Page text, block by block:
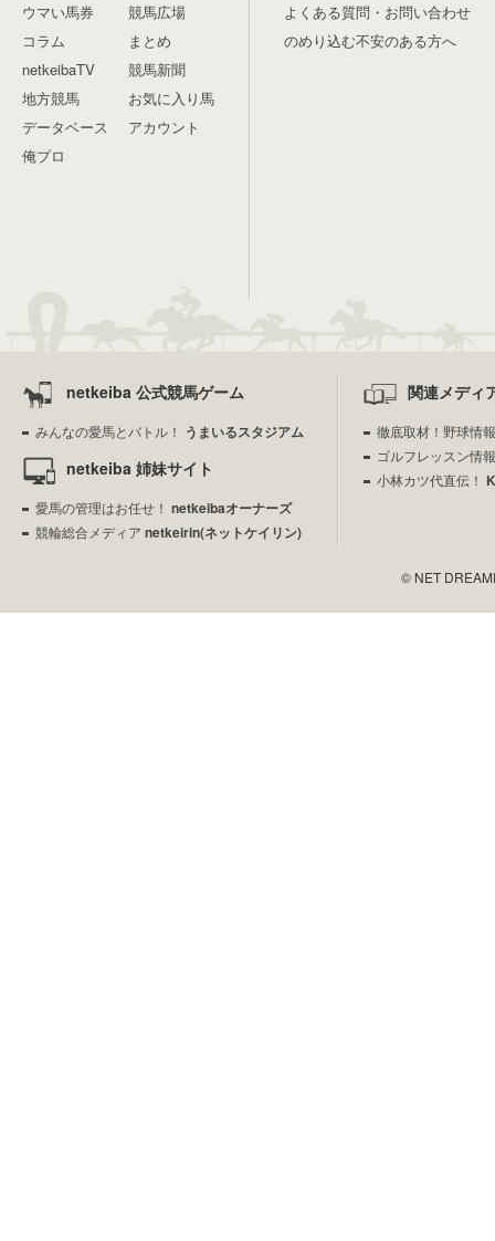
ウマい馬券
コラム
netkeibaTV
地方競馬
データベース
俺プロ
競馬広場
まとめ
競馬新聞
お気に入り馬
アカウント
よくある質問・お問い合わせ
のめり込む不安のある方へ
netkeiba 公式競馬ゲーム
みんなの愛馬とバトル！ うまいるスタジアム
netkeiba 姉妹サイト
愛馬の管理はお任せ！ netkeibaオーナーズ
競輪総合メディア netkeirin(ネットケイリン)
関連メディ
徹底取材！野球情
ゴルフレッスン情
小林カツ代直伝！
© NET